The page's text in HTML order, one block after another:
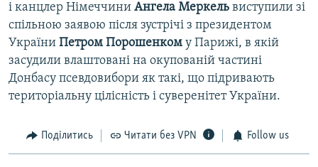
і канцлер Німеччини Ангела Меркель виступили зі
спільною заявою після зустрічі з президентом
України Петром Порошенком у Парижі, в якій
засудили влаштовані на окупованій частині
Донбасу псевдовибори як такі, що підривають
територіальну цілісність і суверенітет України.
Поділитись Читати без VPN Follow us